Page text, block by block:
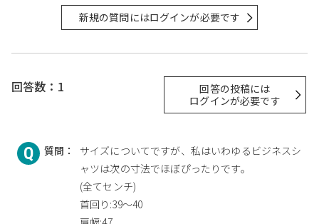
新規の質問にはログインが必要です
回答数：1
回答の投稿には
ログインが必要です
質問：
サイズについてですが、私はいわゆるビジネスシ
ャツは次の寸法でほぼぴったりです。
(全てセンチ)
首回り:39～40